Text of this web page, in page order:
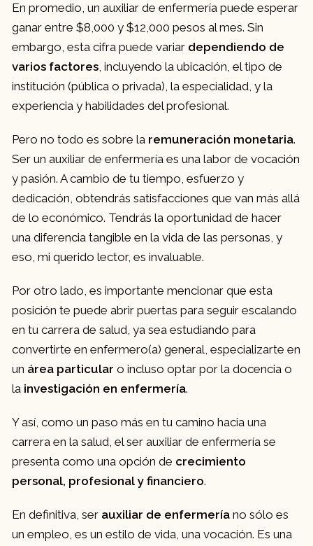
En promedio, un auxiliar de enfermería puede esperar
ganar entre $8,000 y $12,000 pesos al mes. Sin
embargo, esta cifra puede variar dependiendo de
varios factores, incluyendo la ubicación, el tipo de
institución (pública o privada), la especialidad, y la
experiencia y habilidades del profesional.
Pero no todo es sobre la remuneración monetaria.
Ser un auxiliar de enfermería es una labor de vocación
y pasión. A cambio de tu tiempo, esfuerzo y
dedicación, obtendrás satisfacciones que van más allá
de lo económico. Tendrás la oportunidad de hacer
una diferencia tangible en la vida de las personas, y
eso, mi querido lector, es invaluable.
Por otro lado, es importante mencionar que esta
posición te puede abrir puertas para seguir escalando
en tu carrera de salud, ya sea estudiando para
convertirte en enfermero(a) general, especializarte en
un área particular o incluso optar por la docencia o
la investigación en enfermería.
Y así, como un paso más en tu camino hacia una
carrera en la salud, el ser auxiliar de enfermería se
presenta como una opción de crecimiento
personal, profesional y financiero.
En definitiva, ser auxiliar de enfermería no sólo es
un empleo, es un estilo de vida, una vocación. Es una